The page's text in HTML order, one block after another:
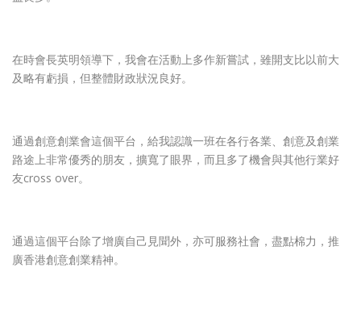
在時會長英明領導下，我會在活動上多作新嘗試，雖開支比以前大
及略有虧損，但整體財政狀況良好。
通過創意創業會這個平台，給我認識一班在各行各業、創意及創業
路途上非常優秀的朋友，擴寬了眼界，而且多了機會與其他行業好
友cross over。
通過這個平台除了增廣自己見聞外，亦可服務社會，盡點棉力，推
廣香港創意創業精神。